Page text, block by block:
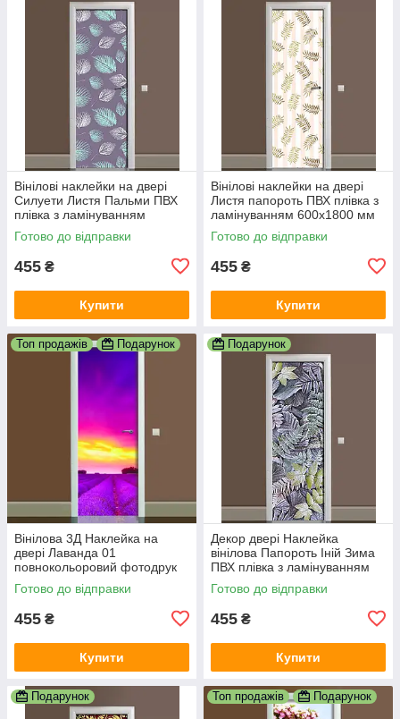
Вінілові наклейки на двері
Силуети Листя Пальми ПВХ
плівка з ламінуванням
600х1800 мм Рослини
Фіолетовий
Готово до відправки
455 ₴
Купити
Вінілові наклейки на двері
Листя папороть ПВХ плівка з
ламінуванням 600х1800 мм
рослини Бежевий
Готово до відправки
455 ₴
Купити
Топ продажів Подарунок
Вінілова 3Д Наклейка на
двері Лаванда 01
повнокольоровий фотодрук
плівка для дверей декор
600х1800 мм
Готово до відправки
455 ₴
Купити
Подарунок
Декор двері Наклейка
вінілова Папороть Іній Зима
ПВХ плівка з ламінуванням
600х1800 мм Рослини
Зелений
Готово до відправки
455 ₴
Купити
Подарунок Топ продажів Подарунок